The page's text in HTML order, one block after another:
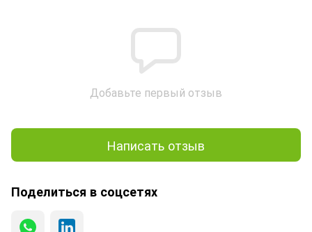
Добавьте первый отзыв
Написать отзыв
Поделиться в соцсетях